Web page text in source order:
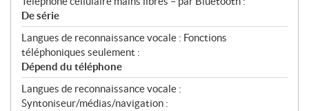
De série
Langues de reconnaissance vocale : Fonctions
téléphoniques seulement :
Dépend du téléphone
Langues de reconnaissance vocale :
Syntoniseur/médias/navigation :